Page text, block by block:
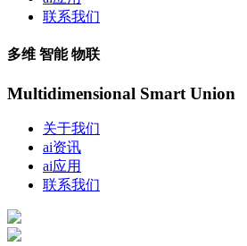
联系我们
多维 智能 物联
Multidimensional Smart Union
关于我们
ai资讯
ai应用
联系我们